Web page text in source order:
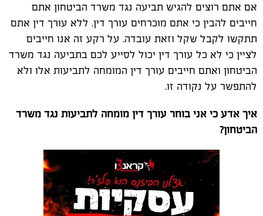
אם אתם רוצים להגיש תביעה נגד משרד הביטחון אתם
חייבים להבין כי אתם מוכרחים עורך דין. ללא עורך דין אתם
תתקשו לקבל שקל וזאת עובדה. על רקע זה אנו חייבים
לציין כי לא כל עורך דין יכול לסייע לכם בתביעה נגד משרד
הביטחון ואתם חייבים עורך דין המומחה לתביעות אלו ולא
להתפשר על נקודה זו.
איך אדע כי אני בוחר עורך דין מומחה לתביעות נגד משרד
הביטחון?